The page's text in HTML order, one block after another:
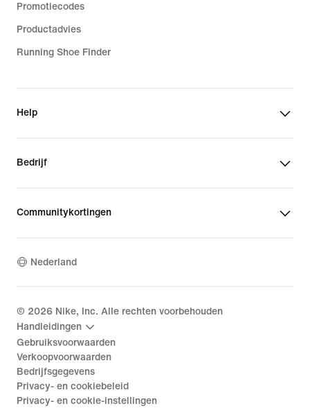
Promotiecodes
Productadvies
Running Shoe Finder
Help
Bedrijf
Communitykortingen
Nederland
© 2026 Nike, Inc. Alle rechten voorbehouden
Handleidingen
Gebruiksvoorwaarden
Verkoopvoorwaarden
Bedrijfsgegevens
Privacy- en cookiebeleid
Privacy- en cookie-instellingen